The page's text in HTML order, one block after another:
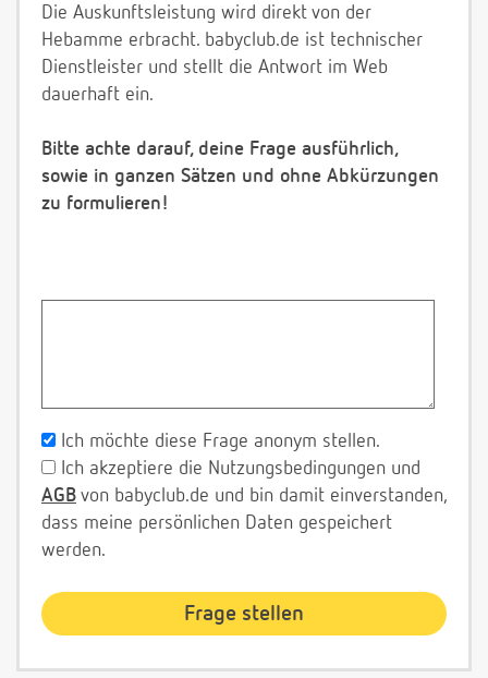
Die Auskunftsleistung wird direkt von der
Hebamme erbracht. babyclub.de ist technischer
Dienstleister und stellt die Antwort im Web
dauerhaft ein.
Bitte achte darauf, deine Frage ausführlich,
sowie in ganzen Sätzen und ohne Abkürzungen
zu formulieren!
Ich möchte diese Frage anonym stellen.
Ich akzeptiere die Nutzungsbedingungen und
AGB von babyclub.de und bin damit einverstanden,
dass meine persönlichen Daten gespeichert
werden.